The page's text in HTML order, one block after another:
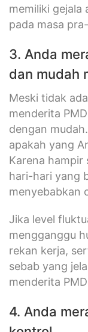
memiliki gejala
pada masa
3. Anda
dan mudah
Meski tidak
menderita
dengan
apakah yang
Karena hampir
hari-hari yang
menyebabkan
Jika level
mengganggu
rekan kerja,
sebab yang
menderita
4. Anda